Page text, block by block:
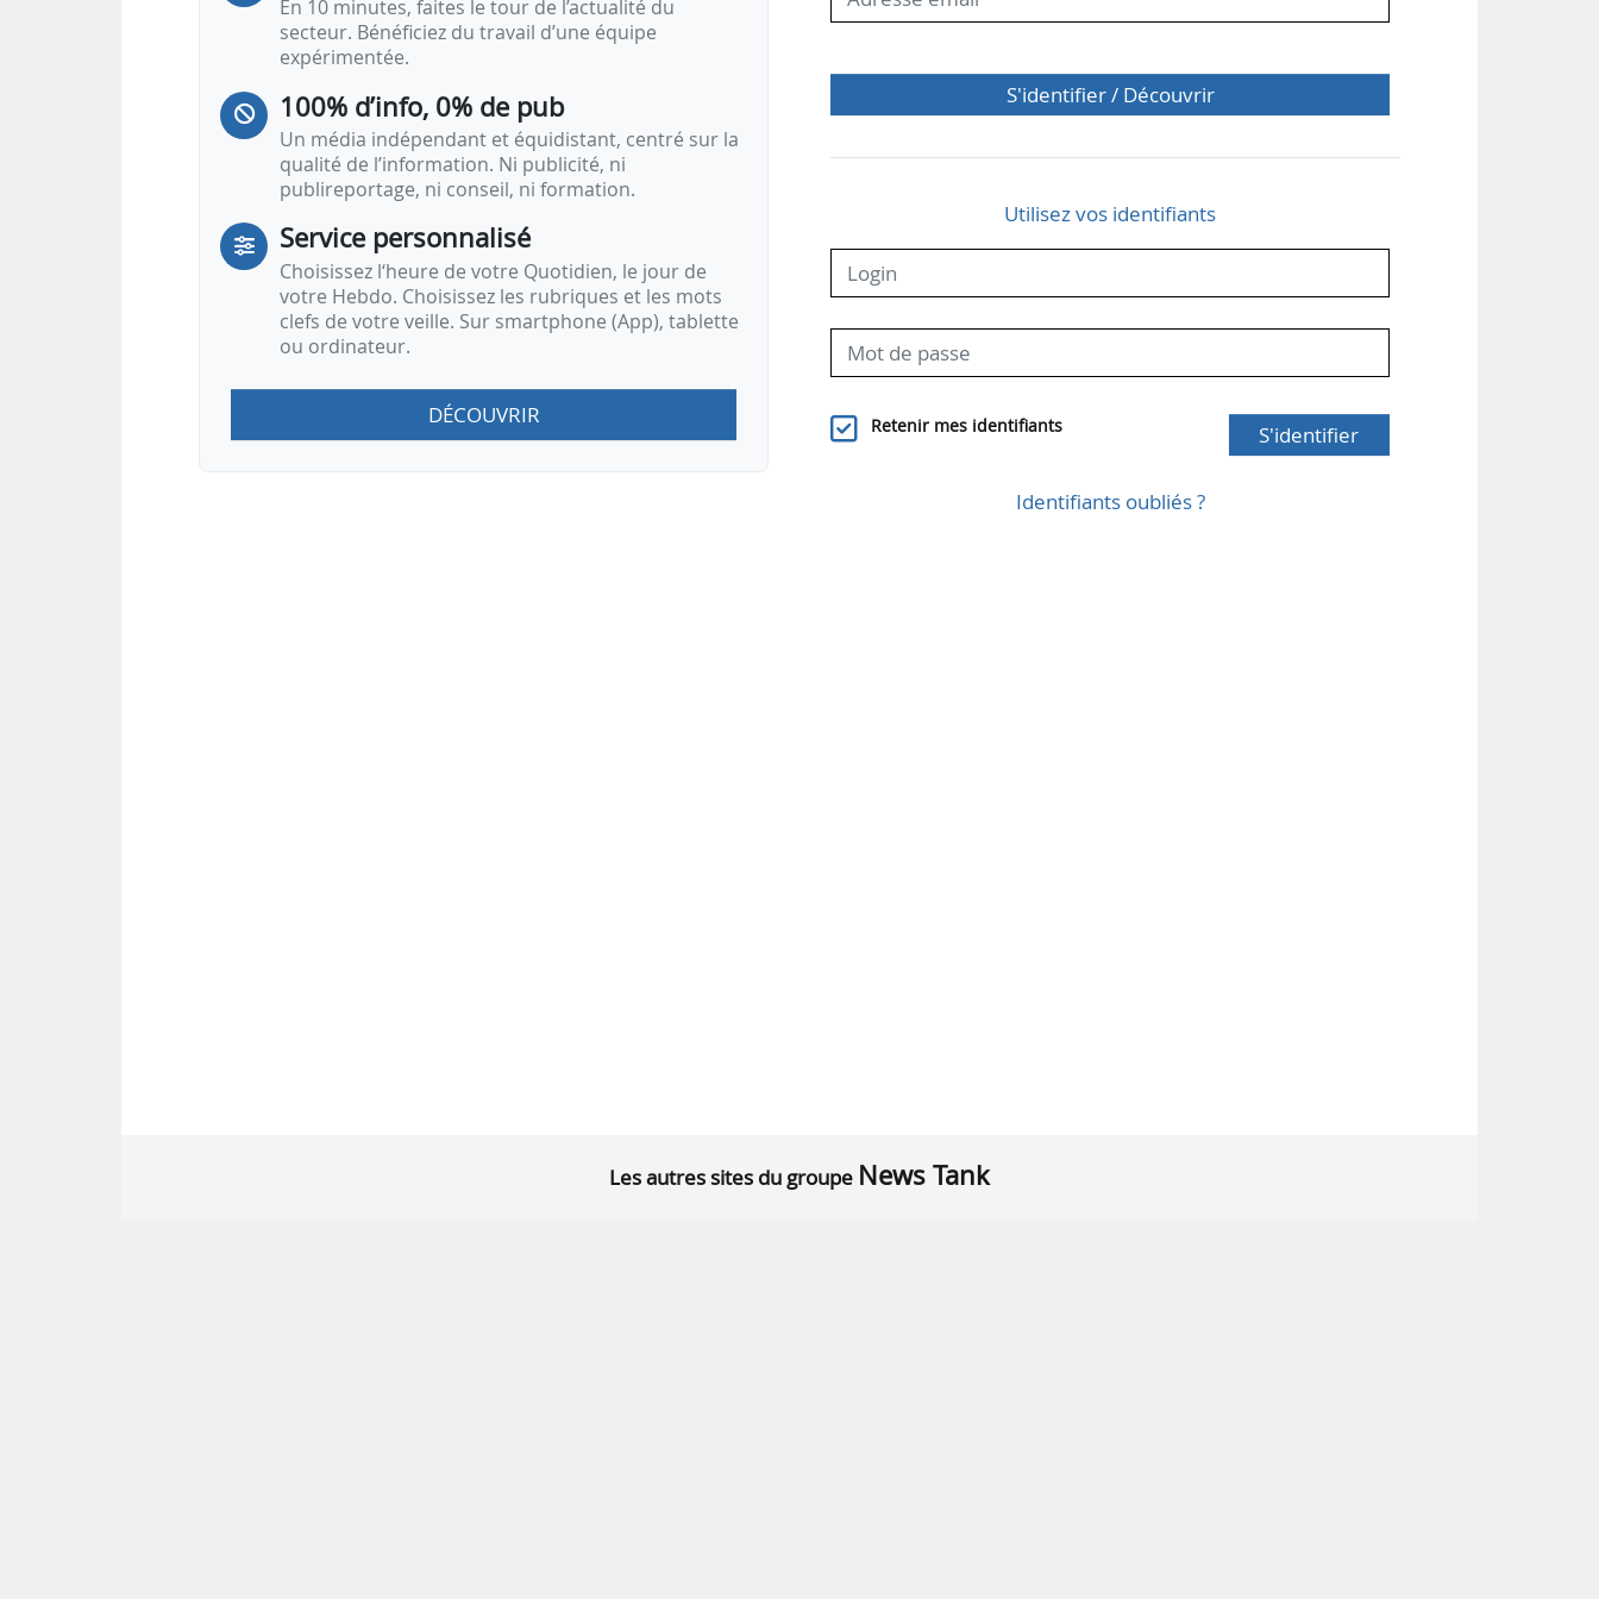
En 10 minutes, faites le tour de l’actualité du
secteur. Bénéficiez du travail d’une équipe
expérimentée.
100% d’info, 0% de pub
Un média indépendant et équidistant, centré sur la
qualité de l’information. Ni publicité, ni
publireportage, ni conseil, ni formation.
Service personnalisé
Choisissez l‘heure de votre Quotidien, le jour de
votre Hebdo. Choisissez les rubriques et les mots
clefs de votre veille. Sur smartphone (App), tablette
ou ordinateur.
DÉCOUVRIR
S'identifier / Découvrir
Utilisez vos identifiants
Retenir mes identifiants S'identifier
Identifiants oubliés ?
Les autres sites du groupe News Tank